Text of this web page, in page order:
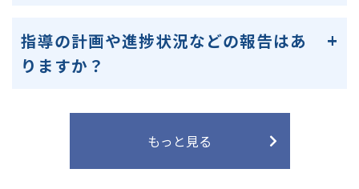
指導の計画や進捗状況などの報告はあ
りますか？
もっと見る